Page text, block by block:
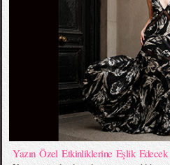
Yazın Özel Etkinliklerine Eşlik Edecek